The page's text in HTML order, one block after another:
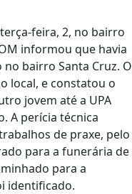
feira, 2, no bairro
informou que havia
bairro Santa Cruz. O
local, e constatou o
jovem até a UPA
A perícia técnica
de praxe, pelo
para a funerária de
para a
identificado.